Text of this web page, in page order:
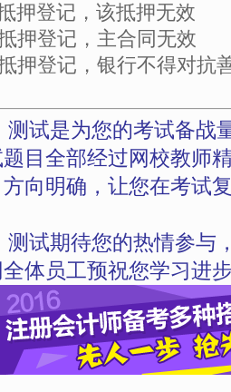
押登记，该抵押无效
押登记，主合同无效
押登记，银行不得对抗
测试是为您的考试备战
目全部经过网校教师
向明确，让您在考试
测试期待您的热情参与
体员工预祝您学习进